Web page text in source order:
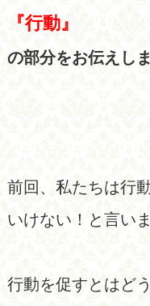
『行動』
の部分をお伝えし
前回、私たちは行
いけない！と言いま
行動を促すとはど